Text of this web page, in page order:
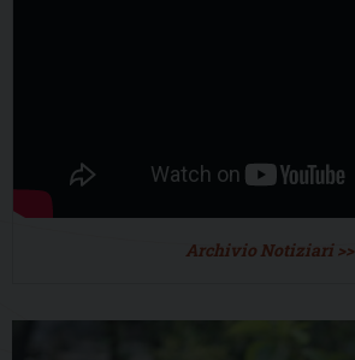
Archivio Notiziari >>